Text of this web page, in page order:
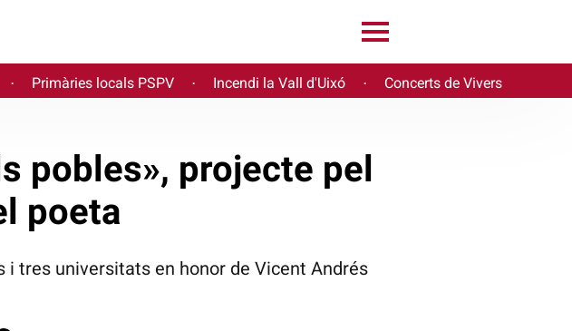
· Primàries locals PSPV · Incendi la Vall d'Uixó · Concerts de Vivers
pobles», projecte pel
poeta
tres universitats en honor de Vicent Andrés